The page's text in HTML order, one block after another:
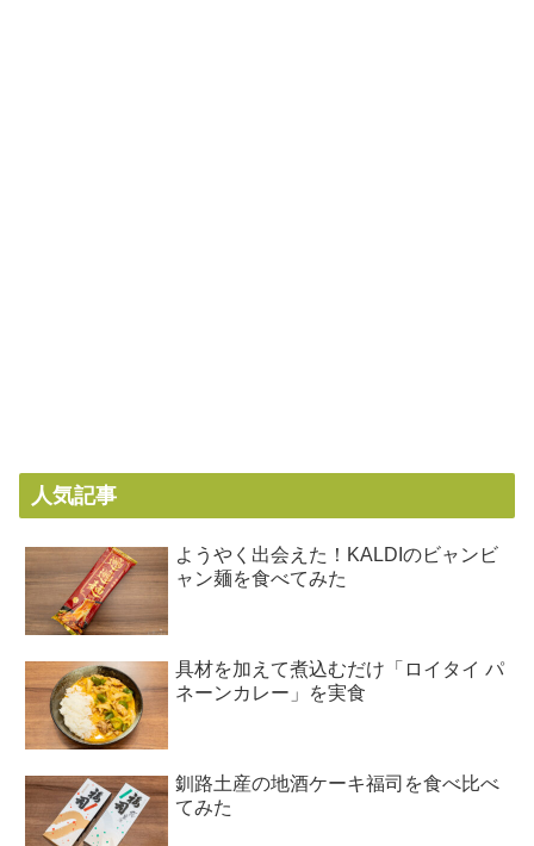
人気記事
ようやく出会えた！KALDIのビャンビ
ャン麺を食べてみた
具材を加えて煮込むだけ「ロイタイ パ
ネーンカレー」を実食
釧路土産の地酒ケーキ福司を食べ比べ
てみた